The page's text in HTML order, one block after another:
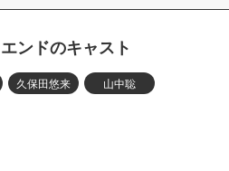
ンドのキャスト
久保田悠来
山中聡